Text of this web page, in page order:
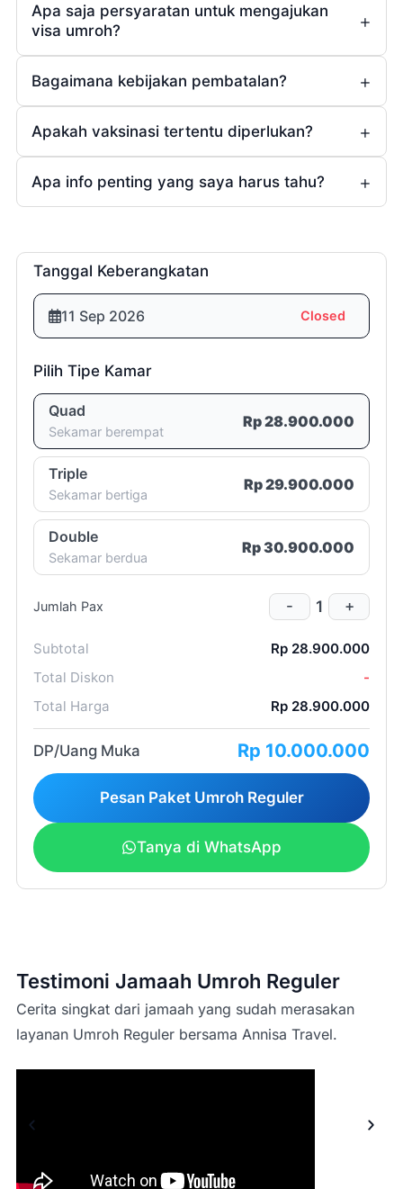
Apa saja persyaratan untuk mengajukan
visa umroh?
(bagi yang sudah
Bagaimana kebijakan pembatalan?
1 (satu)
Rp10.000.000,- (sepuluh juta
minggu
100% (seratus persen)
2 (dua)
minggu
peak season/high
season
Apakah vaksinasi tertentu diperlukan?
Apa info penting yang saya harus tahu?
Room List
Room List
Tanggal Keberangkatan
11 Sep 2026 Closed
Pilih Tipe Kamar
Quad
Sekamar berempat
Rp 28.900.000
Triple
Sekamar bertiga
Rp 29.900.000
Double
Sekamar berdua
Rp 30.900.000
Jumlah Pax - 1 +
Subtotal
Rp 28.900.000
Total Diskon
-
Total Harga
Rp 28.900.000
DP/Uang Muka Rp 10.000.000
Pesan Paket Umroh Reguler
Tanya di WhatsApp
Testimoni Jamaah Umroh Reguler
Cerita singkat dari jamaah yang sudah merasakan
layanan Umroh Reguler bersama Annisa Travel.